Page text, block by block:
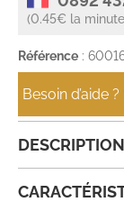
(0.45€ la
Référence :
Besoin d’aide
DESCRIPTION